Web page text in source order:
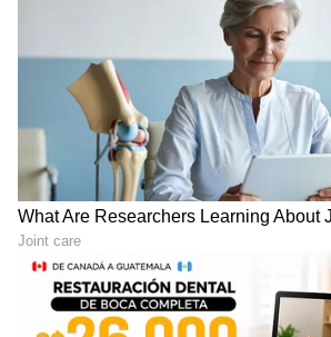
ಬೇಸಿಗೆಯ ಬಿಸಿಲಿನಲ್ಲಿ ಪ್ರಿಯಕರ
ಸುತ್ತಮುತ್ತ ದಪ್ಪನೆಯ ಹೂಡಿ ಧರಿಸಿ
ತಿರುಗಾಡುತ್ತಿದ್ದದ್ದು, ಇಬರಿಬ್ಬರ ಕಾರನ್ನು
ಮಾಡುತ್ತಿರುವುದು ಸಿಸಿಟಿವಿಯಲ್ಲಿ
ದಿನವಿಡೀ ನಡೆಸಿದ ತೀವ್ರ ವಿಚಾರಣೆಯ
ಗೋಯಲ್ ಮತ್ತು ಆಕೆಯ ಪ್ರಿಯಕರ
ಕೇತನ್‌ನನ್ನು ತಳ್ಳಿ ಕೊಂದಿದ್ದಾಗಿ
ಮೇಘಾಲಯ ಕೊಲೆ ಪ್ರಕರಣದ
ಈ ಭೀಕರ ಪ್ರಕರಣವು ಕಳೆದ ವರ್ಷ